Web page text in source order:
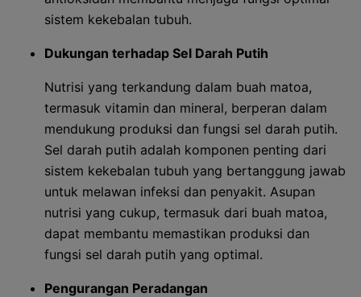
sistem kekebalan tubuh.
Dukungan terhadap Sel Darah Putih
Nutrisi yang terkandung dalam buah matoa,
termasuk vitamin dan mineral, berperan dalam
mendukung produksi dan fungsi sel darah putih.
Sel darah putih adalah komponen penting dari
sistem kekebalan tubuh yang bertanggung jawab
untuk melawan infeksi dan penyakit. Asupan
nutrisi yang cukup, termasuk dari buah matoa,
dapat membantu memastikan produksi dan
fungsi sel darah putih yang optimal.
Pengurangan Peradangan